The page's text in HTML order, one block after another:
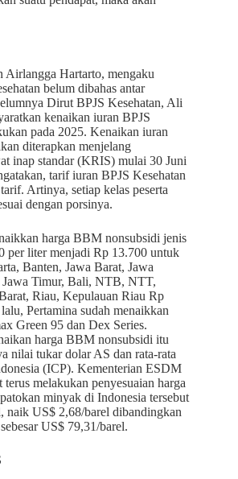
Airlangga Hartarto, mengaku
belum dibahas antar
Dirut BPJS Kesehatan, Ali
kenaikan iuran BPJS
pada 2025. Kenaikan iuran
diterapkan menjelang
inap standar (KRIS) mulai 30 Juni
tarif iuran BPJS Kesehatan
Artinya, setiap kelas peserta
dengan porsinya.
harga BBM nonsubsidi jenis
per liter menjadi Rp 13.700 untuk
Banten, Jawa Barat, Jawa
Jawa Timur, Bali, NTB, NTT,
Riau, Kepulauan Riau Rp
Pertamina sudah menaikkan
Green 95 dan Dex Series.
harga BBM nonsubsidi itu
nilai tukar dolar AS dan rata-rata
(ICP). Kementerian ESDM
terus melakukan penyesuaian harga
minyak di Indonesia tersebut
naik US$ 2,68/barel dibandingkan
US$ 79,31/barel.